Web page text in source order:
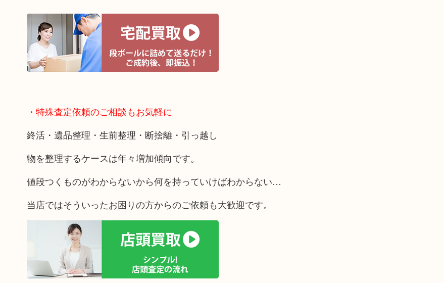
・特殊査定依頼のご相談もお気軽に
終活・遺品整理・生前整理・断捨離・引っ越し
物を整理するケースは年々増加傾向です。
値段つくものがわからないから何を持っていけばわからない…
当店ではそういったお困りの方からのご依頼も大歓迎です。